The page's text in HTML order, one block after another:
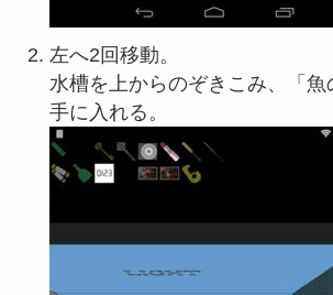
左へ2回移動。
水槽を上からのぞきこみ、「魚
手に入れる。